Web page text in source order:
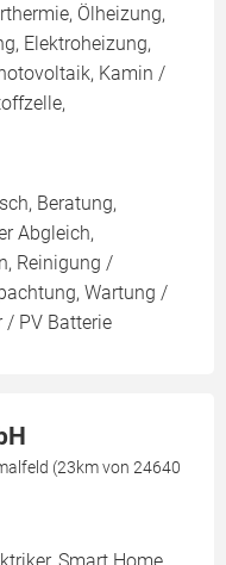
Ölheizung,
Elektroheizung,
Kamin /
Beratung,
Abgleich,
Reinigung /
Wartung /
/ PV Batterie
(23km von 24640